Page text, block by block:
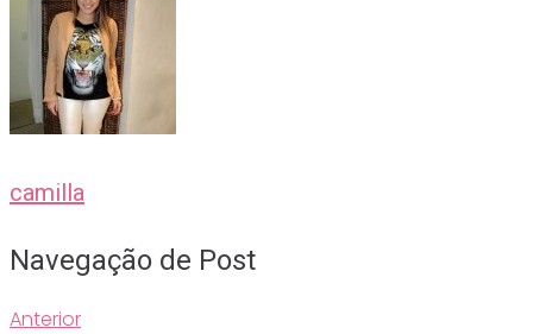
camilla
Navegação de Post
Anterior